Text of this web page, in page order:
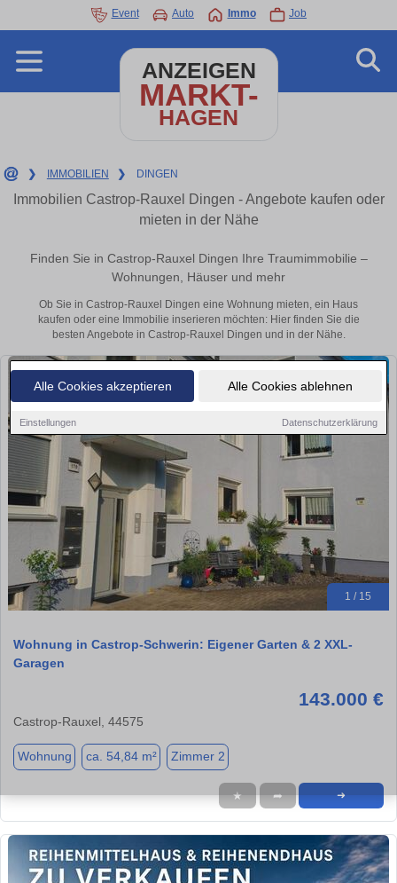
Alle Cookies akzeptieren Alle Cookies ablehnen
Einstellungen Datenschutzerklärung
Event Auto Immo Job
ANZEIGEN
MARKT-
HAGEN
❯ IMMOBILIEN ❯ DINGEN
Immobilien Castrop-Rauxel Dingen - Angebote kaufen oder
mieten in der Nähe
Finden Sie in Castrop-Rauxel Dingen Ihre Traumimmobilie –
Wohnungen, Häuser und mehr
Ob Sie in Castrop-Rauxel Dingen eine Wohnung mieten, ein Haus
kaufen oder eine Immobilie inserieren möchten: Hier finden Sie die
besten Angebote in Castrop-Rauxel Dingen und in der Nähe.
1 / 15
Wohnung in Castrop-Schwerin: Eigener Garten & 2 XXL-
Garagen
143.000 €
Castrop-Rauxel, 44575
Wohnung ca. 54,84 m² Zimmer 2
★ ➦ ➜